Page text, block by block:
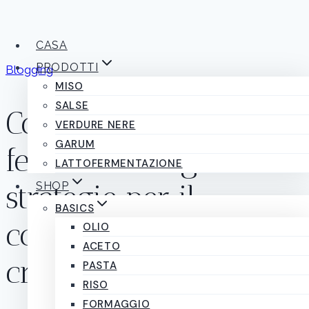
contenuto
CASA
PRODOTTI
MISO
SALSE
VERDURE NERE
GARUM
LATTOFERMENTAZIONE
SHOP
BASICS
OLIO
ACETO
PASTA
RISO
FORMAGGIO
Blogging
Costruire un pubblico
fedele sul blog:
strategie per il
coinvolgimento e la
crescita